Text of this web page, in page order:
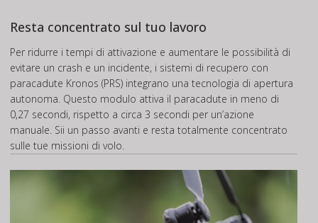
Resta concentrato sul tuo lavoro
Per ridurre i tempi di attivazione e aumentare le possibilità di
evitare un crash e un incidente, i sistemi di recupero con
paracadute Kronos (PRS) integrano una tecnologia di apertura
autonoma. Questo modulo attiva il paracadute in meno di
0,27 secondi, rispetto a circa 3 secondi per un’azione
manuale. Sii un passo avanti e resta totalmente concentrato
sulle tue missioni di volo.